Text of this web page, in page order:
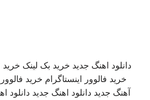
دانلود اهنگ جدید خرید بک لینک خرید
خرید فالوور اینستاگرام خرید
آهنگ جدید دانلود اهنگ جدید دانلود